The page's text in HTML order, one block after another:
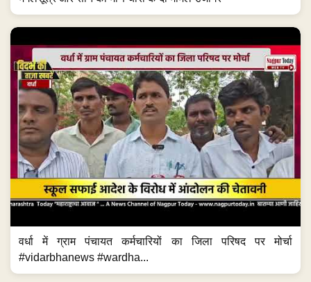
वर्धा में ग्राम पंचायत कर्मचारियों का जिला परिषद पर मोर्चा
#vidarbhanews #wardha...